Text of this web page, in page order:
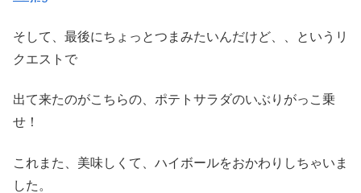
そして、最後にちょっとつまみたいんだけど、、というリ
クエストで
出て来たのがこちらの、ポテトサラダのいぶりがっこ乗
せ！
これまた、美味しくて、ハイボールをおかわりしちゃいま
した。